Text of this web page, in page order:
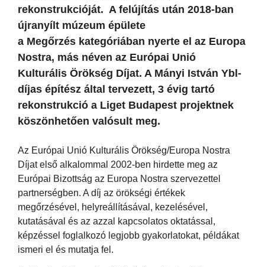
rekonstrukcióját. A felújítás után 2018-ban
újranyílt múzeum épülete
a Megőrzés kategóriában nyerte el az Europa
Nostra, más néven az Európai Unió
Kulturális Örökség Díjat. A Mányi István Ybl-
díjas építész által tervezett, 3 évig tartó
rekonstrukció a Liget Budapest projektnek
köszönhetően valósult meg.
Az Európai Unió Kulturális Örökség/Europa Nostra
Díjat első alkalommal 2002-ben hirdette meg az
Európai Bizottság az Europa Nostra szervezettel
partnerségben. A díj az örökségi értékek
megőrzésével, helyreállításával, kezelésével,
kutatásával és az azzal kapcsolatos oktatással,
képzéssel foglalkozó legjobb gyakorlatokat, példákat
ismeri el és mutatja fel.